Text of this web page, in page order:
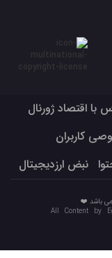
با اقتصاد ژورنال
کاربران
نبض ارزدیجیتال
باشد ❤️
All Content by